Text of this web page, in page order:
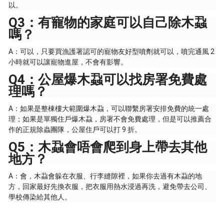
以。
Q3：有寵物的家庭可以自己除木蝨
嗎？
A：可以，只要買漁護署認可的寵物友好型噴劑就可以，噴完通風 2
小時就可以讓寵物進屋，不會有影響。
Q4：公屋爆木蝨可以找房署免費處
理嗎？
A：如果是整棟樓大範圍爆木蝨，可以聯繫房署安排免費的統一處
理；如果是單獨住戶爆木蝨，房署不會免費處理，但是可以推薦合
作的正規除蟲團隊，公屋住戶可以打 9 折。
Q5：木蝨會唔會爬到身上帶去其他
地方？
A：會，木蝨會躲在衣服、行李縫隙裡，如果你去過有木蝨的地
方，回家最好先換衣服，把衣服用熱水浸過再洗，避免帶去公司、
學校傳染給其他人。